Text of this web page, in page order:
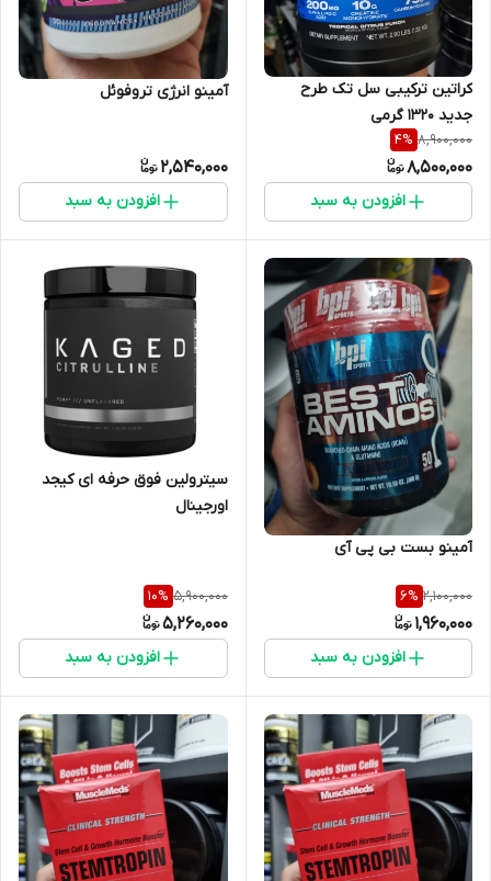
کراتین ترکیبی سل تک طرح
جدید ۱۳۲۰ گرمی
8,900,000
4%
8,500,000
افزودن به سبد
آمینو انرژی تروفوئل
2,540,000
افزودن به سبد
آمینو بست بی پی آی
2,100,000
6%
1,960,000
افزودن به سبد
سیترولین فوق حرفه ای کیجد
اورجینال
5,900,000
10%
5,260,000
افزودن به سبد